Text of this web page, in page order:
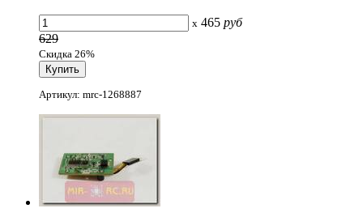
x 465 руб
629
Скидка 26%
Артикул: mrc-1268887